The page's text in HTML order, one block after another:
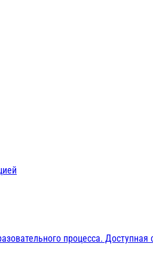
процесса. Доступная